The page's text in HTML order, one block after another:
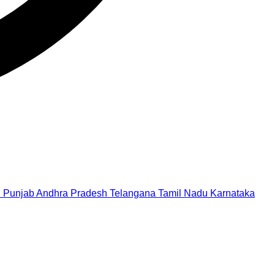
PunjabAndhra Pradesh Telangana Tamil Nadu Karnataka